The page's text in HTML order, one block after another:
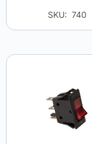
SKU: 740